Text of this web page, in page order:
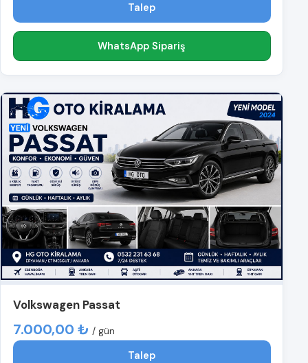
Talep
WhatsApp Sipariş
Volkswagen Passat
7.000,00 ₺ / gün
Talep